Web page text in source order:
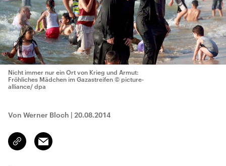
Nicht immer nur ein Ort von Krieg und Armut:
Fröhliches Mädchen im Gazastreifen © picture-
alliance/ dpa
Von Werner Bloch | 20.08.2014
Link
kopieren/teilen
Email